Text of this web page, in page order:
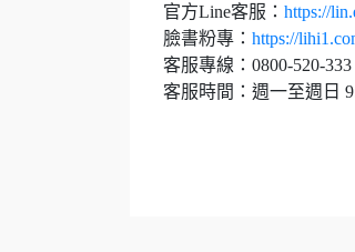
️官方Line客服： https://
臉書粉專： https://
客服專線：0800-520-333
客服時間：週一至週日